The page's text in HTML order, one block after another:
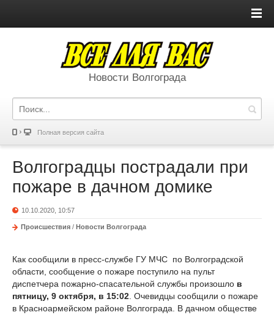
Новости Волгограда
Полная версия сайта
Волгоградцы пострадали при
пожаре в дачном домике
10.10.2020, 10:57
Происшествия / Новости Волгограда
Как сообщили в пресс-службе ГУ МЧС по Волгоградской
области, сообщение о пожаре поступило на пульт
диспетчера пожарно-спасательной службы произошло в
пятницу, 9 октября, в 15:02 . Очевидцы сообщили о пожаре
в Красноармейском районе Волгограда. В дачном обществе